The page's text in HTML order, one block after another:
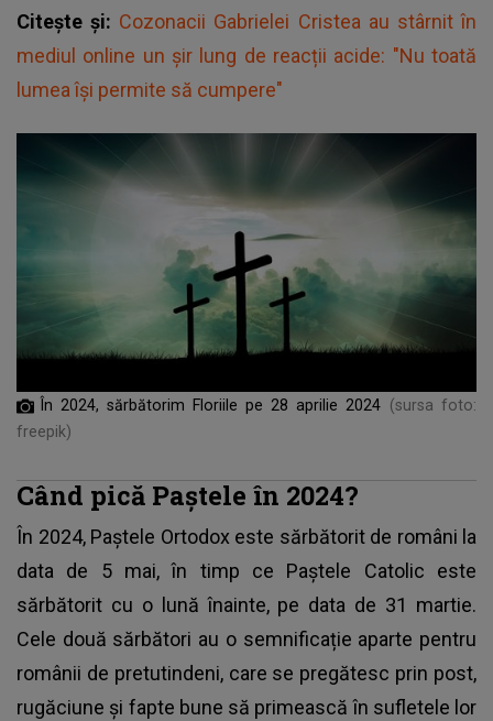
Citește și: Cozonacii Gabrielei Cristea au stârnit în
mediul online un șir lung de reacții acide: "Nu toată
lumea își permite să cumpere"
În 2024, sărbătorim Floriile pe 28 aprilie 2024 (sursa foto:
freepik)
Când pică Paștele în 2024?
În 2024, Paștele Ortodox este sărbătorit de români la
data de 5 mai, în timp ce Paștele Catolic este
sărbătorit cu o lună înainte, pe data de 31 martie.
Cele două sărbători au o semnificație aparte pentru
românii de pretutindeni, care se pregătesc prin post,
rugăciune și fapte bune să primească în sufletele lor